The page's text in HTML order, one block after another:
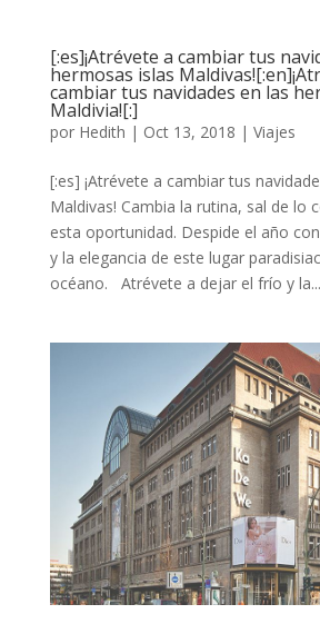
[:es]¡Atrévete a cambiar tus
hermosas islas
cambiar tus navidades en las
Maldivia![:]
por Hedith | Oct 13, 2018 | Viajes
[:es] ¡Atrévete a cambiar tus
Maldivas! Cambia la rutina, sal de lo
esta oportunidad. Despide el año
y la elegancia de este lugar
océano. Atrévete a dejar el frío y la...